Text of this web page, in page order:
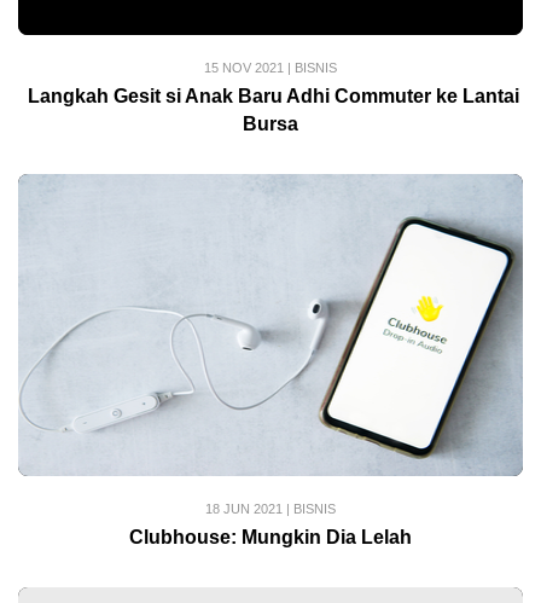
15 NOV 2021 BISNIS
Langkah Gesit si Anak Baru Adhi Commuter ke Lantai
Bursa
18 JUN 2021 BISNIS
Clubhouse: Mungkin Dia Lelah